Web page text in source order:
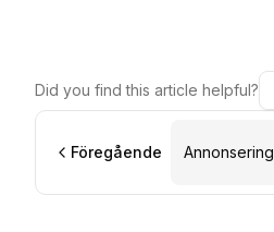
Did you find this article helpful?
Föregående Annonsering